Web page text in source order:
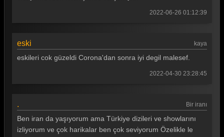
Güldür güldür 271. Bölüm
Güldür güldür 268. Bölüm
Güldür güldür 267. Bölüm
2022-06-26 01:12:39
eski kaya
eskileri cok güzeldi Corona'dan sonra iyi degil malesef.
2022-04-30 23:28:45
. Bir iranı
Ben iran da yaşıyorum ama Türkiye dizileri ve showlarını
izliyorum ve çok harikalar ben çok seviyorum Özelikle le